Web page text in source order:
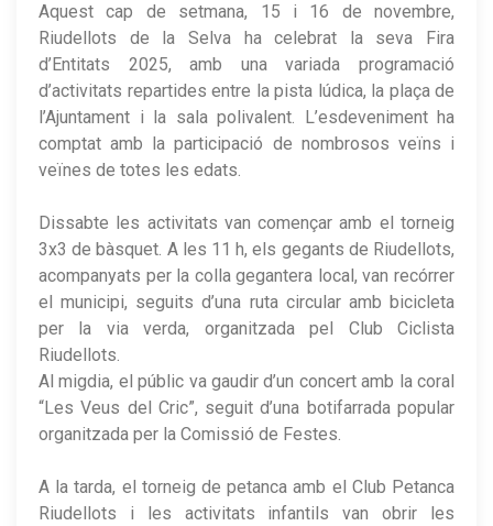
Aquest cap de setmana, 15 i 16 de novembre,
Riudellots de la Selva ha celebrat la seva Fira
d’Entitats 2025, amb una variada programació
d’activitats repartides entre la pista lúdica, la plaça de
l’Ajuntament i la sala polivalent. L’esdeveniment ha
comptat amb la participació de nombrosos veïns i
veïnes de totes les edats.
Dissabte les activitats van començar amb el torneig
3x3 de bàsquet. A les 11 h, els gegants de Riudellots,
acompanyats per la colla gegantera local, van recórrer
el municipi, seguits d’una ruta circular amb bicicleta
per la via verda, organitzada pel Club Ciclista
Riudellots.
Al migdia, el públic va gaudir d’un concert amb la coral
“Les Veus del Cric”, seguit d’una botifarrada popular
organitzada per la Comissió de Festes.
A la tarda, el torneig de petanca amb el Club Petanca
Riudellots i les activitats infantils van obrir les